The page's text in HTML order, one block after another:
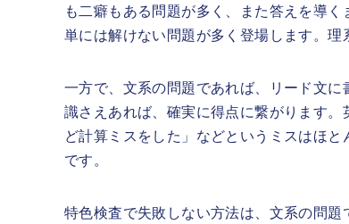
も二癖もある問題が多く、また答えを導
単には解けない問題が多く登場します。理
一方で、文系の問題であれば、リード文
識さえあれば、確実に得点に繋がります
ど計算ミスをした」などというミスはほ
です。
特色検査で失敗しない方法は、文系の問